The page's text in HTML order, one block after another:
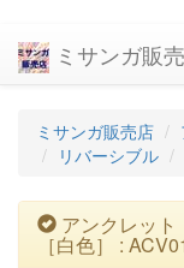
ミサンガ販
ミサンガ販売店
リバーシブル
アンクレッ
［白色］ :